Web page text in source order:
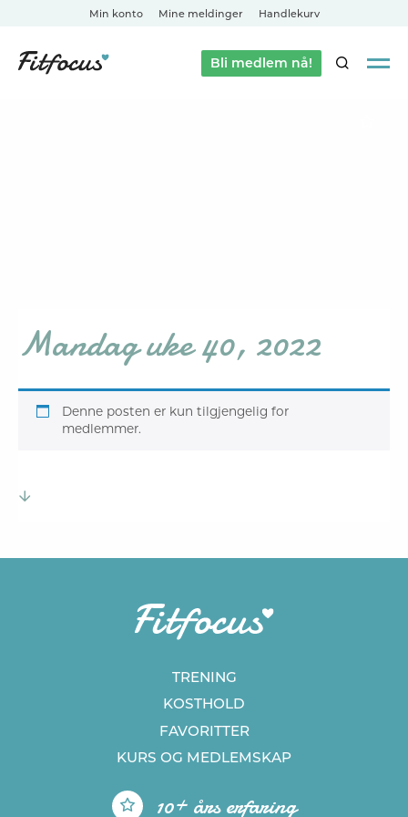
Min konto Mine meldinger Handlekurv
Bli medlem nå!SØK
Mandag uke 40, 2022
Denne posten er kun tilgjengelig for
medlemmer.
TRENING
KOSTHOLD
FAVORITTER
KURS OG MEDLEMSKAP
10+ års erfaring